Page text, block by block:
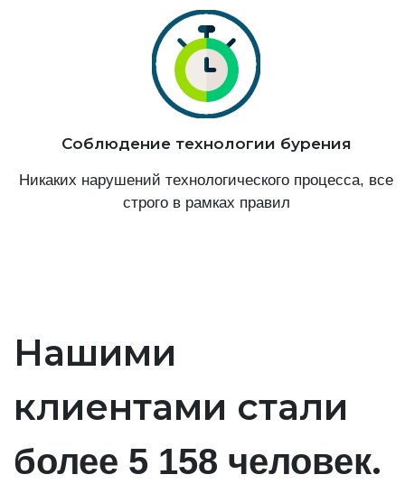
Соблюдение технологии бурения
Никаких нарушений технологического процесса, все
строго в рамках правил
Нашими
клиентами стали
более 5 158 человек.